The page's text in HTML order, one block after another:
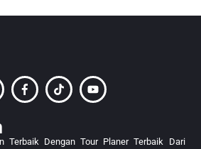
Terbaik Dengan Tour Planer Terbaik Dari